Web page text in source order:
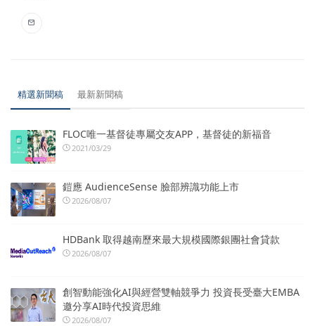
精選新聞稿 最新新聞稿
FLOC唯一基督徒專屬交友APP，基督徒的新福音
2021/03/29
鎧應 AudienceSense 臉部辨識功能上市
2026/08/07
HDBank 取得越南歷來最大規模國際銀團社會貸款
2026/08/07
創智動能強化AI與經營雙軸競爭力 投資長受臺大EMBA
邀分享AI時代投資思維
2026/08/07